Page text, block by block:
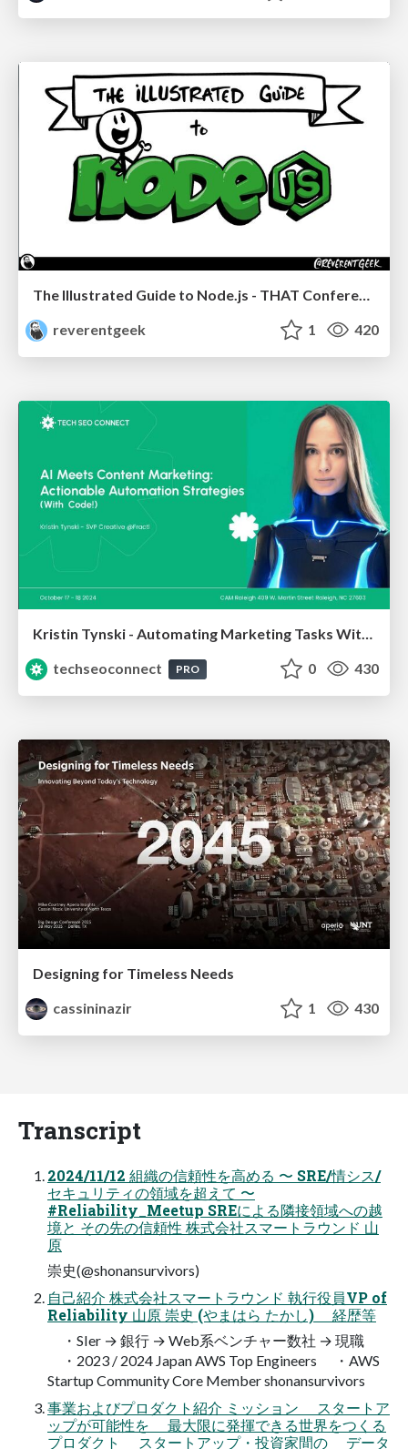
The Illustrated Guide to Node.js - THAT Conference 2024
reverentgeek
1 420
Kristin Tynski - Automating Marketing Tasks With AI
techseoconnect
PRO 0 430
Designing for Timeless Needs
cassininazir
1 430
Transcript
2024/11/12 組織の信頼性を高める 〜 SRE/情シス/
セキュリティの領域を超えて 〜
#Reliability_Meetup SREによる隣接領域への越
境と その先の信頼性 株式会社スマートラウンド 山
原
崇史(@shonansurvivors)
自己紹介 株式会社スマートラウンド 執行役員VP of
Reliability 山原 崇史 (やまはら たかし) 経歴等
・SIer → 銀行 → Web系ベンチャー数社 → 現職
・2023 / 2024 Japan AWS Top Engineers ・AWS
Startup Community Core Member shonansurvivors
事業およびプロダクト紹介 ミッション スタートア
ップが可能性を 最大限に発揮できる世界をつくる
プロダクト スタートアップ・投資家間の データ